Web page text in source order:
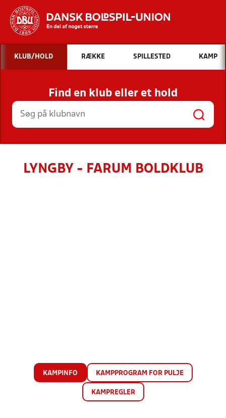
Hvad vil du søge efter?
INDHOLD OG NYHEDER
STILLINGER, RESULTATER, KLUBBER OG
HOLD
KLUB/HOLD RÆKKE SPILLESTED KAMP
Find en klub eller et hold
LYNGBY - FARUM BOLDKLUB
KAMPINFO KAMPPROGRAM FOR PULJE
KAMPREGLER